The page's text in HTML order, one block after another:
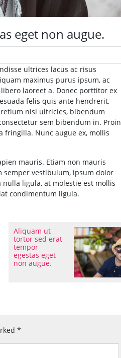
eget non augue.
ultrices lacus ac risus
maximus purus ipsum, ac
laoreet a. Donec porttitor ex
felis quis ante hendrerit,
nisl ultricies, bibendum
sem bibendum in. Proin
Nunc augue ex, mollis
mauris. Etiam non mauris
semper vestibulum, ipsum dolor
ligula, at molestie est mollis
condimentum ligula.
Aliquam ut
tortor sed erat
tempor
egestas eget
non augue.
*